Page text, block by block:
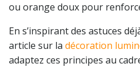
ou orange doux pour
En s’inspirant des astuces
article sur la décoration
adaptez ces principes au